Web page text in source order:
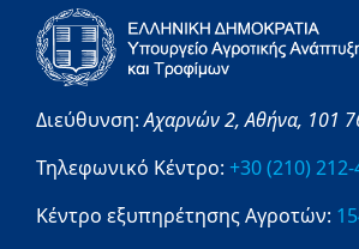
Διεύθυνση:Αχαρνών 2,Αθήνα, 101
Τηλεφωνικό Κέντρο: +30 (210)
Κέντρο εξυπηρέτησης Αγροτών: